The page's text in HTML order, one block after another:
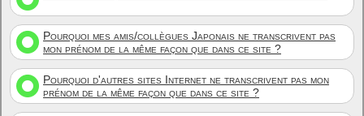
Pourquoi mes amis/collègues Japonais ne transcrivent pas
mon prénom de la même façon que dans ce site ?
Pourquoi d'autres sites Internet ne transcrivent pas mon
prénom de la même façon que dans ce site ?